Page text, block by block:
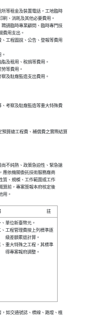
所等租金及裝置電話，工地臨時
刷、消耗及其他必要費用。
聘請臨時專業顧問、臨時專門技
費用支出。
、工程圖說、公告、登報等費用
脂及租用、稅捐等費用。
勞等費用。
察及駐廠監造支出費用。
、考察及駐廠監造等重大特殊費
算總工程費、補償費之實際結算
尚不純熟、政策急迫性、緊急搶
，應依機關委託技術服務廠商
性質、規模、工作範圍或工作
概算前，專案簽報本府核定後
用。
、單位新臺幣元。
、工程管理費按上列標準逐
差額累退計算。
、重大特殊之工程，其標準
專案報府調整。
，如交通號誌、標線、路燈、植